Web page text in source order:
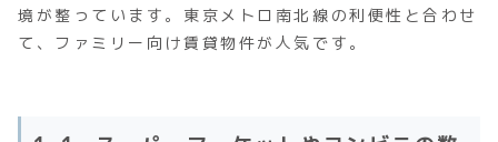
境が整っています。東京メトロ南北線の利便性と合わせ
て、ファミリー向け賃貸物件が人気です。